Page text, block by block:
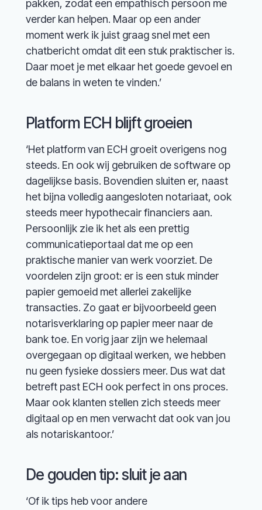
pakken, zodat een empathisch persoon me
verder kan helpen. Maar op een ander
moment werk ik juist graag snel met een
chatbericht omdat dit een stuk praktischer is.
Daar moet je met elkaar het goede gevoel en
de balans in weten te vinden.’
Platform ECH blijft groeien
‘Het platform van ECH groeit overigens nog
steeds. En ook wij gebruiken de software op
dagelijkse basis. Bovendien sluiten er, naast
het bijna volledig aangesloten notariaat, ook
steeds meer hypothecair financiers aan.
Persoonlijk zie ik het als een prettig
communicatieportaal dat me op een
praktische manier van werk voorziet. De
voordelen zijn groot: er is een stuk minder
papier gemoeid met allerlei zakelijke
transacties. Zo gaat er bijvoorbeeld geen
notarisverklaring op papier meer naar de
bank toe. En vorig jaar zijn we helemaal
overgegaan op digitaal werken, we hebben
nu geen fysieke dossiers meer. Dus wat dat
betreft past ECH ook perfect in ons proces.
Maar ook klanten stellen zich steeds meer
digitaal op en men verwacht dat ook van jou
als notariskantoor.’
De gouden tip: sluit je aan
‘Of ik tips heb voor andere